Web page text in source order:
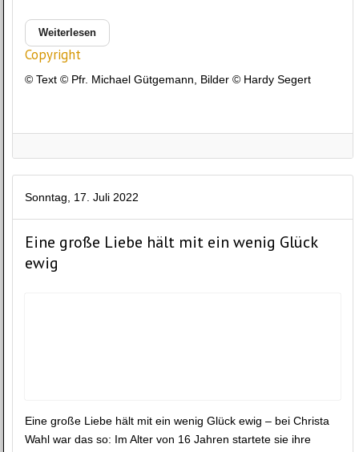
Weiterlesen
Copyright
© Text © Pfr. Michael Gütgemann, Bilder © Hardy Segert
Sonntag, 17. Juli 2022
Eine große Liebe hält mit ein wenig Glück
ewig
Eine große Liebe hält mit ein wenig Glück ewig – bei Christa
Wahl war das so: Im Alter von 16 Jahren startete sie ihre